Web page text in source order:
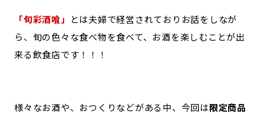
「旬彩酒喰」
とは夫婦で経営されておりお話をしなが
ら、旬の色々な食べ物を食べて、お酒を楽しむことが出
来る飲食店です！！！
様々なお酒や、おつくりなどがある中、今回は限定商品